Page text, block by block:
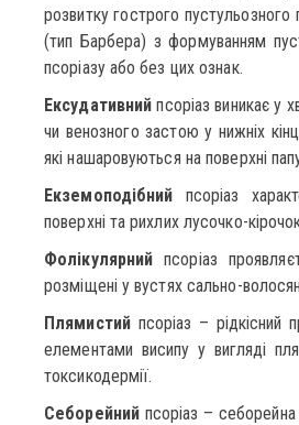
розвитку гострого пустульозного
(тип Барбера) з формуванням
псоріазу або без цих ознак.
Ексудативний псоріаз виникає у
чи венозного застою у нижніх
які нашаровуються на поверхні
Екземоподібний псоріаз
поверхні та рихлих лусочко-
Фолікулярний псоріаз
розміщені у вустях сально-
Плямистийпсоріаз – рідкісний
елементами висипу у вигляді
токсикодермії.
Себорейний псоріаз –